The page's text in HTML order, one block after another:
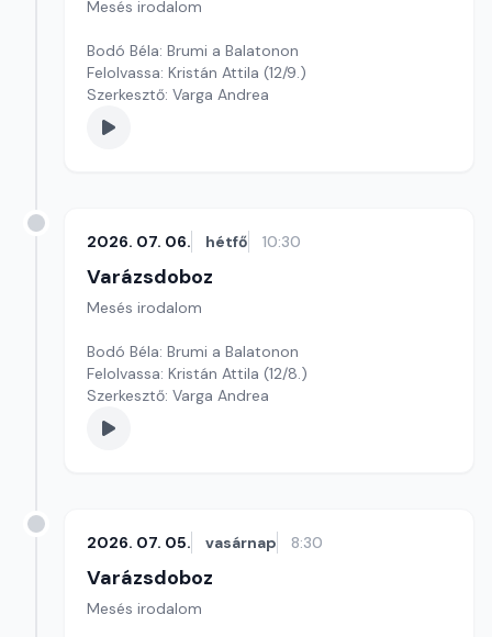
Mesés irodalom
Bodó Béla: Brumi a Balatonon
Felolvassa: Kristán Attila (12/9.)
Szerkesztő: Varga Andrea
2026. 07. 06. hétfő 10:30
Varázsdoboz
Mesés irodalom
Bodó Béla: Brumi a Balatonon
Felolvassa: Kristán Attila (12/8.)
Szerkesztő: Varga Andrea
2026. 07. 05. vasárnap 8:30
Varázsdoboz
Mesés irodalom